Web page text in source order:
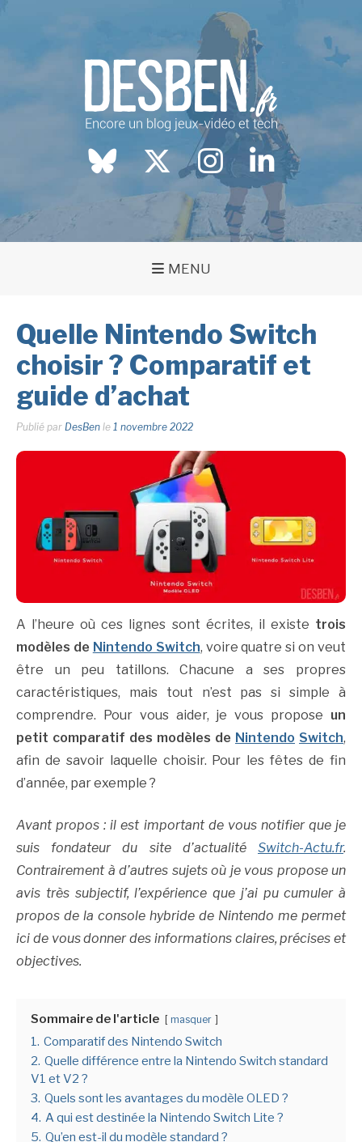
DESBEN.FR
Blog jeux-vidéo et tech
BlueSky twitter instagramLinkedIn
MENU
Quelle Nintendo Switch
choisir ? Comparatif et
guide d’achat
Publié par DesBen le 1 novembre 2022
A l’heure où ces lignes sont écrites, il existe trois
modèles de Nintendo Switch, voire quatre si on veut
être un peu tatillons. Chacune a ses propres
caractéristiques, mais tout n’est pas si simple à
comprendre. Pour vous aider, je vous propose un
petit comparatif des modèles de Nintendo Switch,
afin de savoir laquelle choisir. Pour les fêtes de fin
d’année, par exemple ?
Avant propos : il est important de vous notifier que je
suis fondateur du site d’actualité Switch-Actu.fr.
Contrairement à d’autres sujets où je vous propose un
avis très subjectif, l’expérience que j’ai pu cumuler à
propos de la console hybride de Nintendo me permet
ici de vous donner des informations claires, précises et
objectives.
Sommaire de l'article masquer
1. Comparatif des Nintendo Switch
2. Quelle différence entre la Nintendo Switch standard
V1 et V2 ?
3. Quels sont les avantages du modèle OLED ?
4. A qui est destinée la Nintendo Switch Lite ?
5. Qu’en est-il du modèle standard ?